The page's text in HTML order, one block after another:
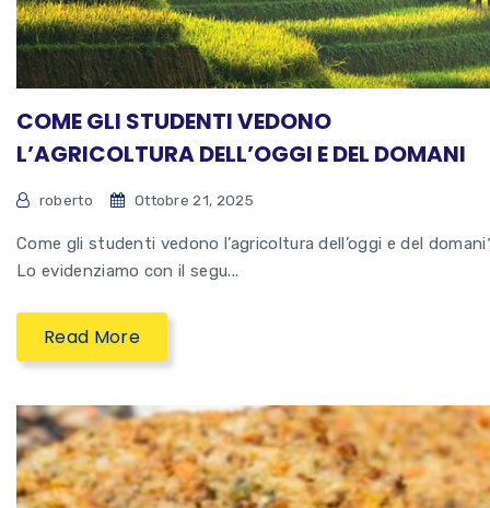
COME GLI STUDENTI VEDONO
L’AGRICOLTURA DELL’OGGI E DEL DOMANI
roberto Ottobre 21, 2025
Come gli studenti vedono l’agricoltura dell’oggi e del
Lo evidenziamo con il segu...
Read More